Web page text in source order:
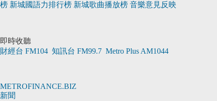
榜 新城國語力排行榜 新城歌曲播放榜 音樂意見反映
即時收聽
財經台 FM104 知訊台 FM99.7 Metro Plus AM1044
METROFINANCE.BIZ
新聞